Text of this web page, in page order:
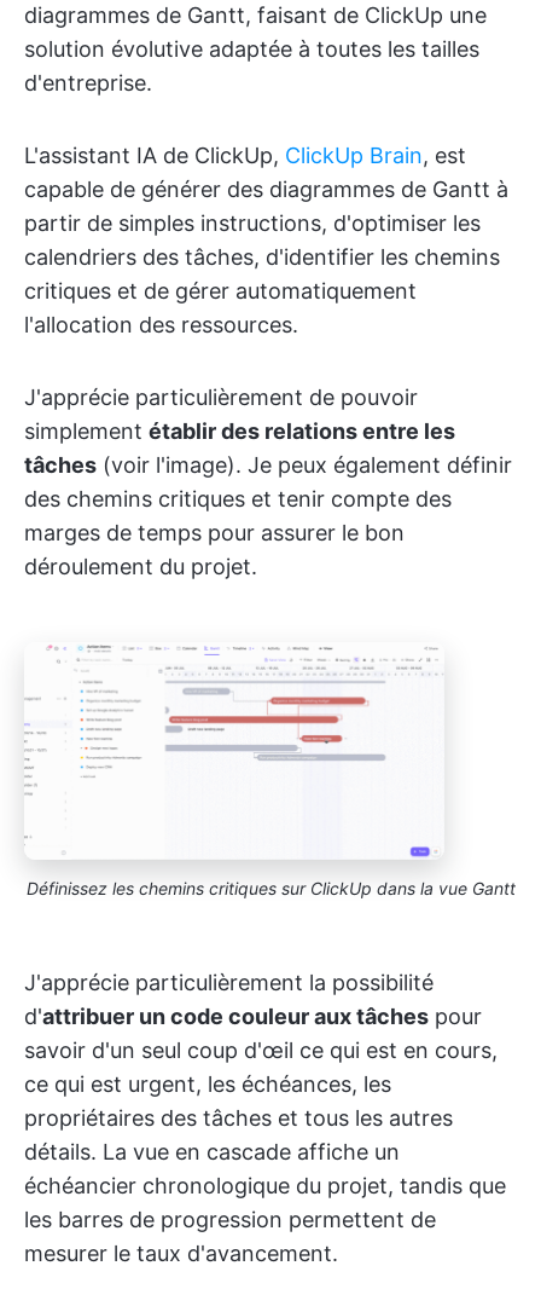
diagrammes de Gantt, faisant de ClickUp une
solution évolutive adaptée à toutes les tailles
d'entreprise.
L'assistant IA de ClickUp, ClickUp Brain, est
capable de générer des diagrammes de Gantt à
partir de simples instructions, d'optimiser les
calendriers des tâches, d'identifier les chemins
critiques et de gérer automatiquement
l'allocation des ressources.
J'apprécie particulièrement de pouvoir
simplement établir des relations entre les
tâches (voir l'image). Je peux également définir
des chemins critiques et tenir compte des
marges de temps pour assurer le bon
déroulement du projet.
Définissez les chemins critiques sur ClickUp dans la vue Gantt
J'apprécie particulièrement la possibilité
d'attribuer un code couleur aux tâches pour
savoir d'un seul coup d'œil ce qui est en cours,
ce qui est urgent, les échéances, les
propriétaires des tâches et tous les autres
détails. La vue en cascade affiche un
échéancier chronologique du projet, tandis que
les barres de progression permettent de
mesurer le taux d'avancement.